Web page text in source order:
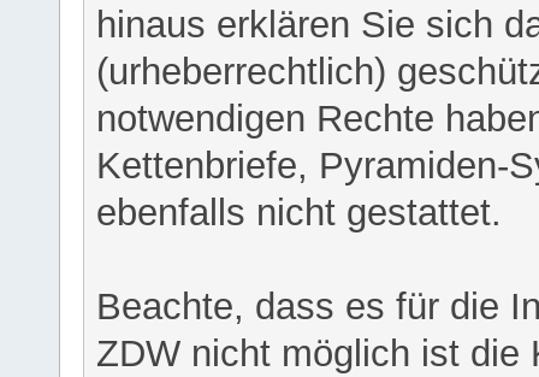
hinaus erklären Sie sich
(urheberrechtlich)
notwendigen Rechte
Kettenbriefe, Pyramiden-
ebenfalls nicht gestattet.
Beachte, dass es für die
ZDW nicht möglich ist die